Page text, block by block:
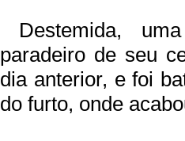
Destemida,
paradeiro de seu
dia anterior, e foi
do furto, onde